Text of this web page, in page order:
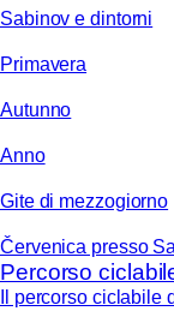
Sabinov e dintorni
Primavera
Autunno
Anno
Gite di mezzogiorno
Červenica presso
Percorso
Il percorso